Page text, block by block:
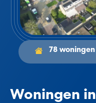
78 woningen
Woningen in